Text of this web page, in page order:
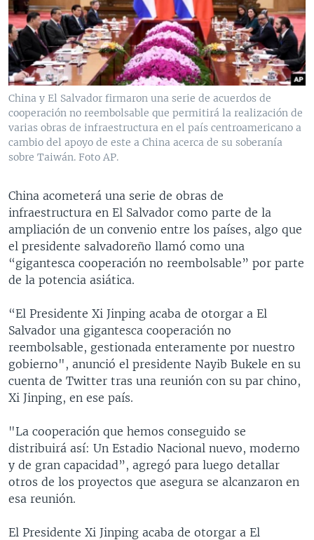
VENEZUELA
BRASIL
NICARAGUA
ECONOMÍA
ENTRETENIMIENTO Y CULTURA
TECNOLOGÍA
DEPORTES
CIENCIA Y SALUD
MULTIMEDIA
VIDEOS
FOTOGRAFÍA
AUDIOS
PROGRAMAS TV
EL MUNDO AL DÍA
FORO INTERAMERICANO
VISIÓN 360
LAS CLAVES
PANORAMA
RADIO
AVANCE INFORMATIVO
AUDIONOTICIAS
BUENOS DÍAS AMÉRICA
ESTADOS UNIDOS AL DÍA
EL MUNDO AL DÍA [RADIO]
FORO [RADIO]
DEPORTIVO INTERNACIONAL
NOTA ECONÓMICA
ENTRETENIMIENTO
DIRECT
DOCUMENTALES DE LA VOA
Learning English
Idiomas
China y El Salvador firmaron una serie de acuerdos de
cooperación no reembolsable que permitirá la realización de
varias obras de infraestructura en el país centroamericano a
cambio del apoyo de este a China acerca de su soberanía
sobre Taiwán. Foto AP.
China acometerá una serie de obras de
infraestructura en El Salvador como parte de la
ampliación de un convenio entre los países, algo que
el presidente salvadoreño llamó como una
“gigantesca cooperación no reembolsable” por parte
de la potencia asiática.
“El Presidente Xi Jinping acaba de otorgar a El
Salvador una gigantesca cooperación no
reembolsable, gestionada enteramente por nuestro
gobierno", anunció el presidente Nayib Bukele en su
cuenta de Twitter tras una reunión con su par chino,
Xi Jinping, en ese país.
"La cooperación que hemos conseguido se
distribuirá así: Un Estadio Nacional nuevo, moderno
y de gran capacidad”, agregó para luego detallar
otros de los proyectos que asegura se alcanzaron en
esa reunión.
El Presidente Xi Jinping acaba de otorgar a El